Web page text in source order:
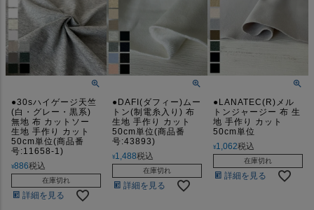
●30sハイゲージ天竺
(白・グレー・黒系)
無地 布 カットソー
生地 手作り カット
50cm単位(商品番
号:11658-1)
¥886税込
在庫切れ
詳細を見る
●DAFI(ダフィー)ムー
トン(制電糸入り) 布
生地 手作り カット
50cm単位(商品番
号:43893)
¥1,488税込
在庫切れ
詳細を見る
●LANATEC(R)メル
トンジャージー 布 生
地 手作り カット
50cm単位
¥1,062税込
在庫切れ
詳細を見る